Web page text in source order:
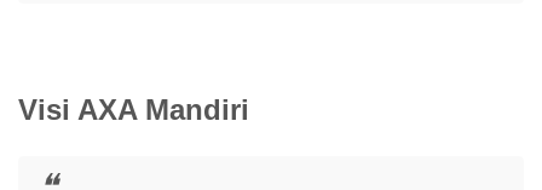
Visi AXA Mandiri